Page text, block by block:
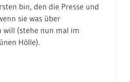
bin, den die Presse und
sie was über
will (stehe nun mal im
Hölle).